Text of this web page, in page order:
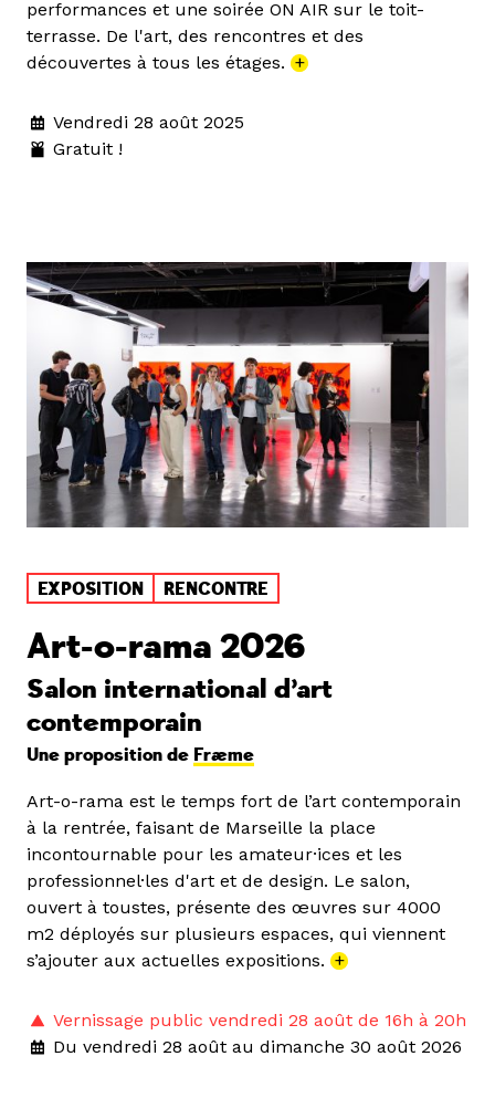
performances et une soirée ON AIR sur le toit-
terrasse. De l'art, des rencontres et des
découvertes à tous les étages. +
Vendredi 28 août 2025
Gratuit !
EXPOSITION RENCONTRE
Art-o-rama 2026
Salon international d’art
contemporain
Une proposition de Fræme
Art-o-rama est le temps fort de l’art contemporain
à la rentrée, faisant de Marseille la place
incontournable pour les amateur·ices et les
professionnel·les d'art et de design. Le salon,
ouvert à toustes, présente des œuvres sur 4000
m2 déployés sur plusieurs espaces, qui viennent
s’ajouter aux actuelles expositions. +
Vernissage public vendredi 28 août de 16h à 20h
Du vendredi 28 août au dimanche 30 août 2026